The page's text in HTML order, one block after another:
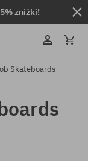
zniżki!
Skateboards